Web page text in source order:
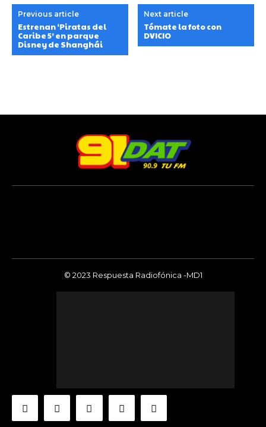
Previous article
Estrenan ‘Piratas del
Caribe 5’ en parque
Disney de Shanghái
Next article
Tómate la foto con
DVICIO
© 2023 Respuesta Radiofónica -MD1